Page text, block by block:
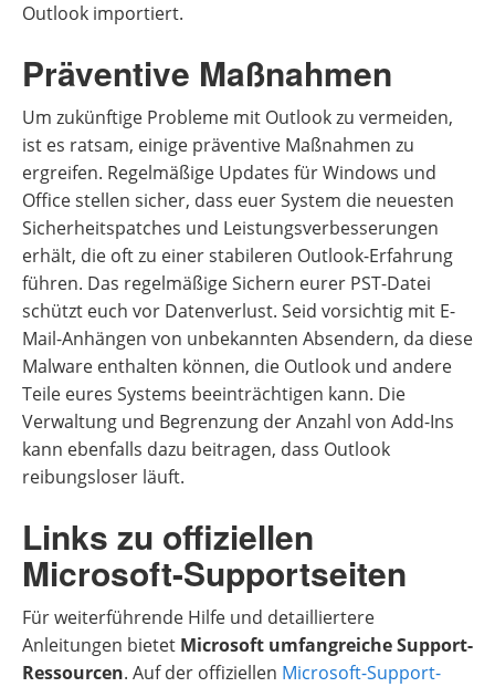
Outlook importiert.
Präventive Maßnahmen
Um zukünftige Probleme mit Outlook zu vermeiden,
ist es ratsam, einige präventive Maßnahmen zu
ergreifen. Regelmäßige Updates für Windows und
Office stellen sicher, dass euer System die neuesten
Sicherheitspatches und Leistungsverbesserungen
erhält, die oft zu einer stabileren Outlook-Erfahrung
führen. Das regelmäßige Sichern eurer PST-Datei
schützt euch vor Datenverlust. Seid vorsichtig mit E-
Mail-Anhängen von unbekannten Absendern, da diese
Malware enthalten können, die Outlook und andere
Teile eures Systems beeinträchtigen kann. Die
Verwaltung und Begrenzung der Anzahl von Add-Ins
kann ebenfalls dazu beitragen, dass Outlook
reibungsloser läuft.
Links zu offiziellen
Microsoft-Supportseiten
Für weiterführende Hilfe und detailliertere
Anleitungen bietet Microsoft umfangreiche Support-
Ressourcen. Auf der offiziellen Microsoft-Support-